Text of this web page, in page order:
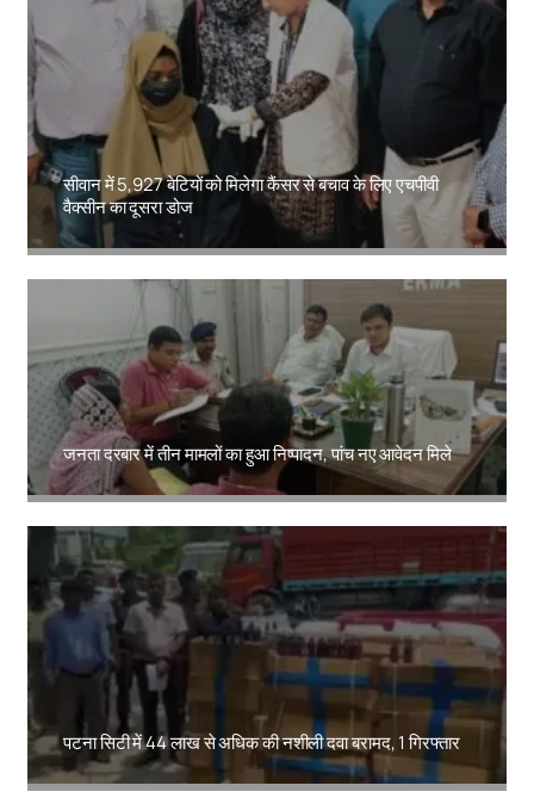
सीवान में 5,927 बेटियों को मिलेगा कैंसर से बचाव के लिए एचपीवी
वैक्सीन का दूसरा डोज
Amit Lekh
जनता दरबार में तीन मामलों का हुआ निष्पादन, पांच नए आवेदन मिले
Amit Lekh
पटना सिटी में 44 लाख से अधिक की नशीली दवा बरामद, 1 गिरफ्तार
Amit Lekh